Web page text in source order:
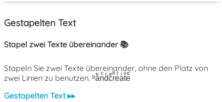
Gestapelten Text
Stapel zwei Texte übereinander 📚
Stapeln Sie zwei Texte übereinander, ohne den Platz von
zwei Linien zu benutzen. ᵇaͤnͨdͬcͤrͣeͭaͥtͮeͤ
Gestapelten Text ▸▸